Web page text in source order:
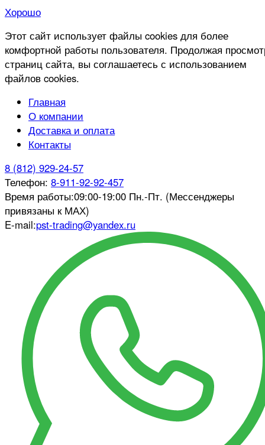
Хорошо
Этот сайт использует файлы cookies для более
комфортной работы пользователя. Продолжая
страниц сайта, вы соглашаетесь с использованием
файлов cookies.
Главная
О компании
Доставка и оплата
Контакты
8 (812) 929-24-57
Телефон: 8-911-92-92-457
Время работы:09:00-19:00 Пн.-Пт. (Мессенджеры
привязаны к МАХ)
E-mail:pst-trading@yandex.ru